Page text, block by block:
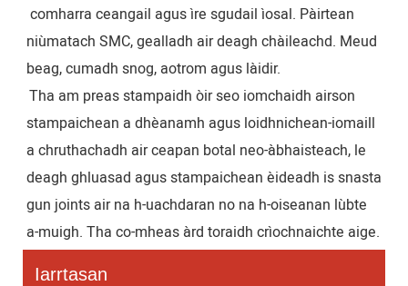
niùmatach SMC, gealladh air deagh chàileachd. Meud
beag, cumadh snog, aotrom agus làidir.
Tha am preas stampaidh òir seo iomchaidh airson
stampaichean a dhèanamh agus loidhnichean-iomaill
a chruthachadh air ceapan botal neo-àbhaisteach, le
deagh ghluasad agus stampaichean èideadh is snasta
gun joints air na h-uachdaran no na h-oiseanan lùbte
a-muigh. Tha co-mheas àrd toraidh crìochnaichte aige.
Iarrtasan